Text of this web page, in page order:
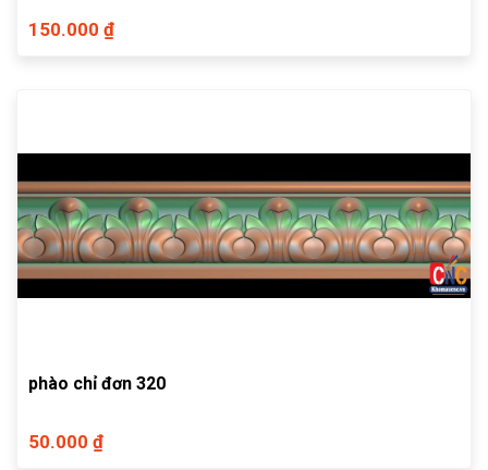
150.000 ₫
phào chỉ đơn 320
50.000 ₫